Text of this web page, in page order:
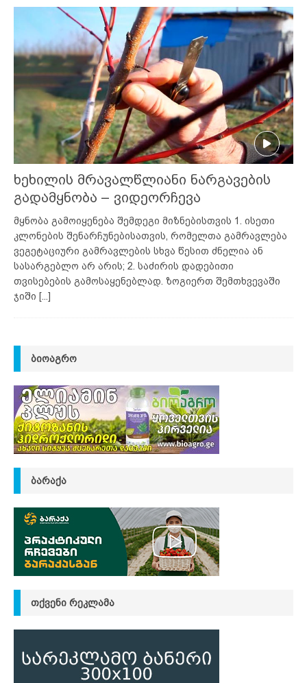
ხეხილის მრავალწლიანი ნარგავების
გადამყნობა – ვიდეორჩევა
მყნობა გამოიყენება შემდეგი მიზნებისთვის 1. ისეთი
კლონების შენარჩუნებისათვის, რომელთა გამრავლება
ვეგეტაციური გამრავლების სხვა წესით ძნელია ან
სასარგებლო არ არის; 2. საძირის დადებითი
თვისებების გამოსაყენებლად. ზოგიერთ შემთხვევაში
ჯიში [...]
ᲑᲘᲝᲐᲒᲠᲝ
ᲑᲐᲠᲐᲥᲐ
ᲗᲥᲕᲔᲜᲘ ᲠᲔᲙᲚᲐᲛᲐ